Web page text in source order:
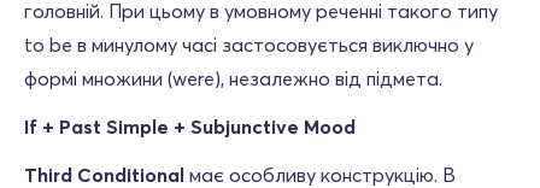
головній. При цьому в умовному реченні такого типу
to be в минулому часі застосовується виключно у
формі множини (were), незалежно від підмета.
If + Past Simple + Subjunctive Mood
Third Conditional має особливу конструкцію. В